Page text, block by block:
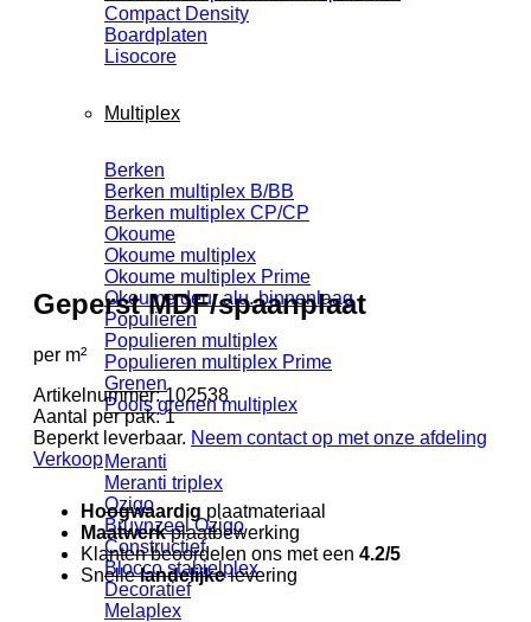
Compact Density
Boardplaten
Lisocore
Multiplex
Berken
Berken multiplex B/BB
Berken multiplex CP/CP
Okoume
Okoume multiplex
Okoume multiplex Prime
Okoume deur alu. binnenlaag
Populieren
Populieren multiplex
Populieren multiplex Prime
Grenen
Pools grenen multiplex
Meranti
Meranti triplex
Ozigo
Bruynzeel Ozigo
Constructief
Blocco stabielplex
Decoratief
Melaplex
Geperst MDF/spaanplaat
per m²
Artikelnummer: 102538
Aantal per pak: 1
Beperkt leverbaar. Neem contact op met onze afdeling
Verkoop
Hoogwaardig plaatmateriaal
Maatwerkplaatbewerking
Klanten beoordelen ons met een 4.2/5
Snellelandelijkelevering